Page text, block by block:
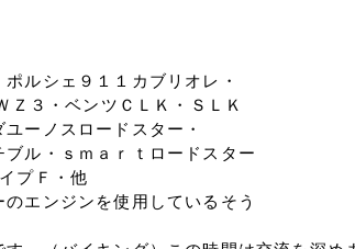
ルシェ９１１カブリオレ・
３・ベンツＣＬＫ・ＳＬＫ
ーノスロードスター・
ル・ｓｍａｒｔロードスター
プＦ・他
エンジンを使用しているそう